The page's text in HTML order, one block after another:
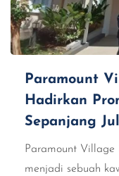
Paramount
Hadirkan
Sepanjang
Paramount Village
menjadi sebuah